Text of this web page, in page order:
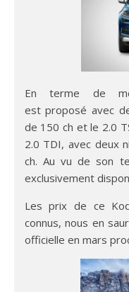
En terme de
est proposé avec
de 150 ch et le 2.0
2.0 TDI, avec deux
ch. Au vu de son
exclusivement
Les prix de ce
connus, nous en
officielle en mars